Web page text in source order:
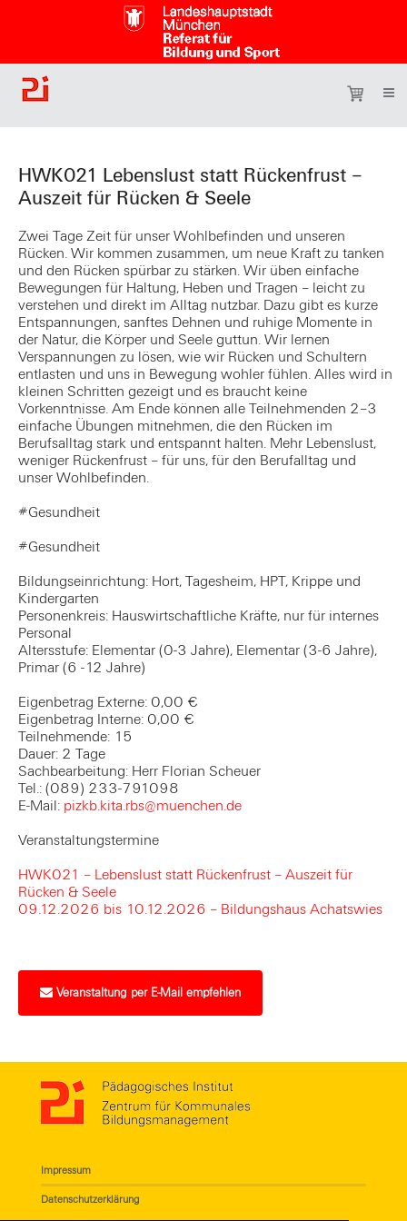
HWK021 Lebenslust statt Rückenfrust –
Auszeit für Rücken & Seele
Zwei Tage Zeit für unser Wohlbefinden und unseren
Rücken. Wir kommen zusammen, um neue Kraft zu tanken
und den Rücken spürbar zu stärken. Wir üben einfache
Bewegungen für Haltung, Heben und Tragen – leicht zu
verstehen und direkt im Alltag nutzbar. Dazu gibt es kurze
Entspannungen, sanftes Dehnen und ruhige Momente in
der Natur, die Körper und Seele guttun. Wir lernen
Verspannungen zu lösen, wie wir Rücken und Schultern
entlasten und uns in Bewegung wohler fühlen. Alles wird in
kleinen Schritten gezeigt und es braucht keine
Vorkenntnisse. Am Ende können alle Teilnehmenden 2–3
einfache Übungen mitnehmen, die den Rücken im
Berufsalltag stark und entspannt halten. Mehr Lebenslust,
weniger Rückenfrust – für uns, für den Berufalltag und
unser Wohlbefinden.
#Gesundheit
#Gesundheit
Bildungseinrichtung: Hort, Tagesheim, HPT, Krippe und
Kindergarten
Personenkreis: Hauswirtschaftliche Kräfte, nur für internes
Personal
Altersstufe: Elementar (0-3 Jahre), Elementar (3-6 Jahre),
Primar (6 -12 Jahre)
Eigenbetrag Externe: 0,00 €
Eigenbetrag Interne: 0,00 €
Teilnehmende: 15
Dauer: 2 Tage
Sachbearbeitung: Herr Florian Scheuer
Tel.: (089) 233-791098
E-Mail: pizkb.kita.rbs@muenchen.de
Veranstaltungstermine
HWK021 – Lebenslust statt Rückenfrust – Auszeit für
Rücken & Seele
09.12.2026 bis 10.12.2026 – Bildungshaus Achatswies
Veranstaltung per E-Mail empfehlen
Impressum
Datenschutzerklärung